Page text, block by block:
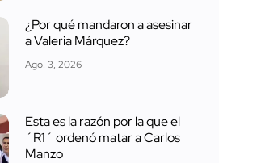
¿Por qué mandaron a asesinar
a Valeria Márquez?
Ago. 3, 2026
Esta es la razón por la que el
´R1´ ordenó matar a Carlos
Manzo